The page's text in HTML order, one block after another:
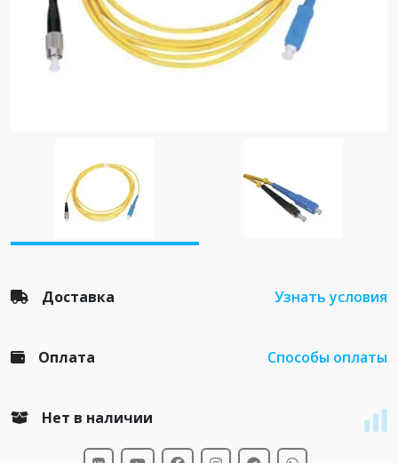
Доставка Узнать условия
Оплата Способы оплаты
Нет в наличии